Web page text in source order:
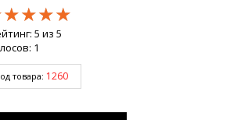
5 из 5
1
товара: 1260